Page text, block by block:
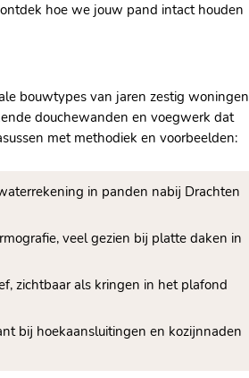
hoe we jouw pand intact houden
bouwtypes van jaren zestig woningen
douchewanden en voegwerk dat
met methodiek en voorbeelden:
in panden nabij Drachten
veel gezien bij platte daken in
zichtbaar als kringen in het plafond
bij hoekaansluitingen en kozijnnaden